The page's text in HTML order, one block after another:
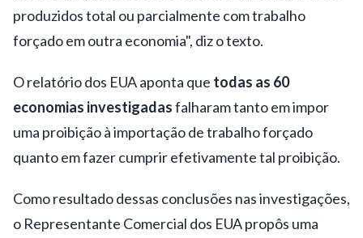
produzidos total ou parcialmente com trabalho
forçado em outra economia", diz o texto.
O relatório dos EUA aponta que todas as 60
economias investigadasfalharam tanto em impor
uma proibição à importação de trabalho forçado
quanto em fazer cumprir efetivamente tal proibição.
Como resultado dessas conclusões nas investigações,
o Representante Comercial dos EUA propôs uma